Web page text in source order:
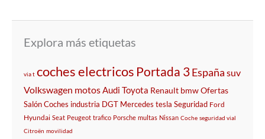
Explora más etiquetas
via t coches electricos Portada 3España suv
Volkswagen motosAudi Toyota Renault bmwOfertas
SalónCoches industria DGT Mercedes tesla Seguridad Ford
Hyundai Seat Peugeot trafico Porsche multas Nissan Coche seguridad vial
Citroën movilidad